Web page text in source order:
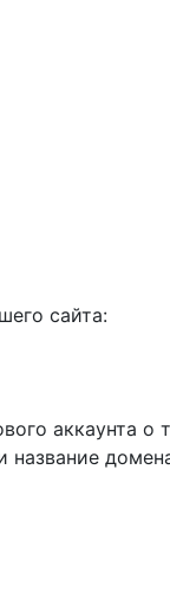
сайта:
аккаунта о
название